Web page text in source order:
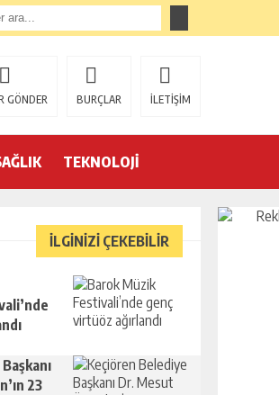
GÖNDER BURÇLAR İLETİŞİM
TEKNOLOJİ
İLGİNİZİ ÇEKEBİLİR
23